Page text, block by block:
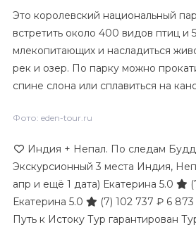
Это королевский национальный
встретить около 400 видов птиц и
млекопитающих и насладиться
рек и озер. По парку можно
спине слона или сплавиться на
Фото: eden-tour.ru
Индия + Непал. По следам
Экскурсионный 3 места Индия,
апр и ещё 1 дата) Екатерина 5.0
Екатерина 5.0
(7) 102 737 ₽ 6
Путь к Истоку Тур гарантирован